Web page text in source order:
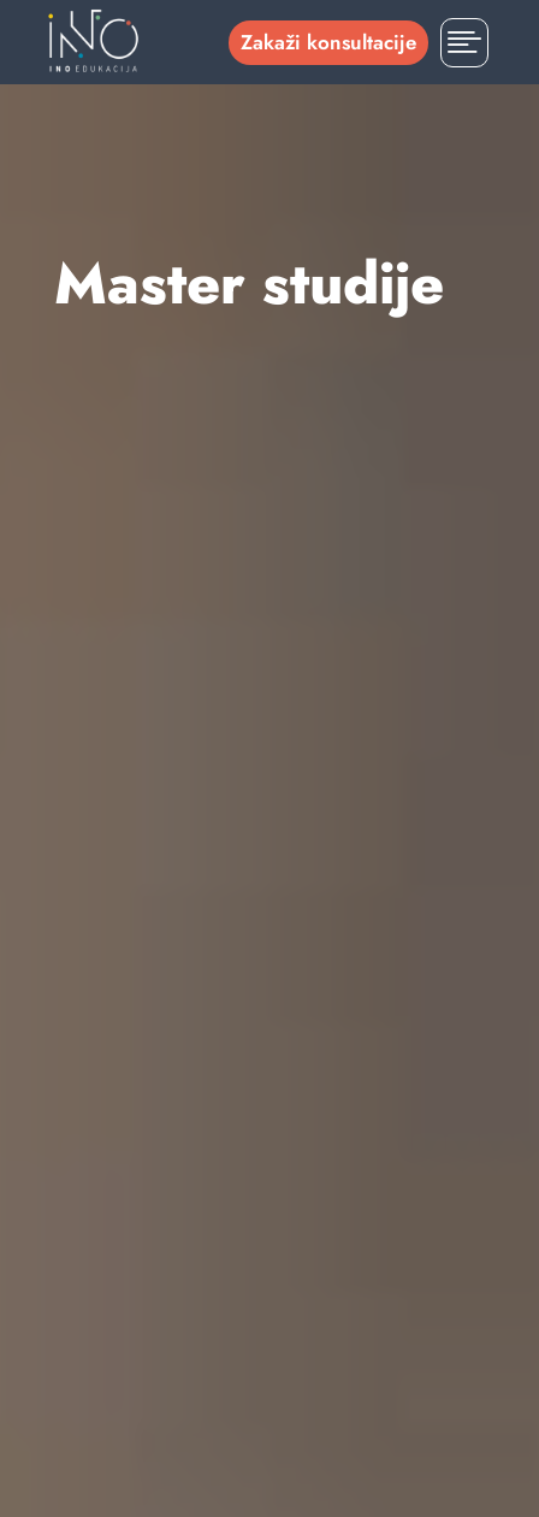
Zakaži konsultacije 
Master studije